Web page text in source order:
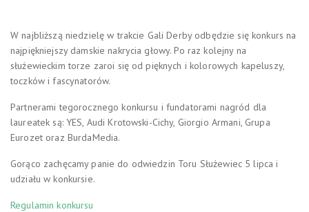
W najbliższą niedzielę w trakcie Gali Derby odbędzie się konkurs na
najpiękniejszy damskie nakrycia głowy. Po raz kolejny na
służewieckim torze zaroi się od pięknych i kolorowych kapeluszy,
toczków i fascynatorów.
Partnerami tegorocznego konkursu i fundatorami nagród dla
laureatek są: YES, Audi Krotowski-Cichy, Giorgio Armani, Grupa
Eurozet oraz BurdaMedia.
Gorąco zachęcamy panie do odwiedzin Toru Służewiec 5 lipca i
udziału w konkursie.
Regulamin konkursu